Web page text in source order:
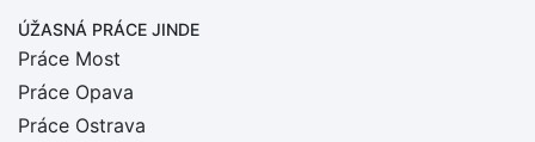
ÚŽASNÁ PRÁCE JINDE
Práce Most
Práce Opava
Práce Ostrava